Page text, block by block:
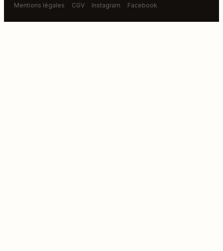
Mentions légales
CGV Instagram Facebook